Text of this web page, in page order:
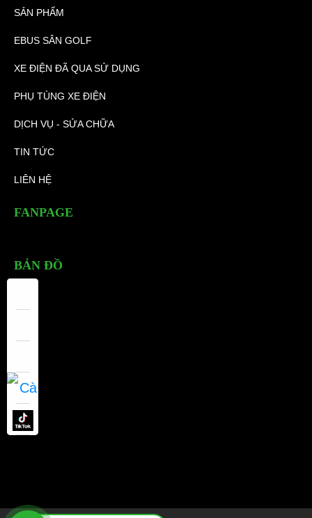
SẢN PHẨM
EBUS SÂN GOLF
XE ĐIỆN ĐÃ QUA SỬ DỤNG
PHỤ TÙNG XE ĐIỆN
DỊCH VỤ - SỬA CHỮA
TIN TỨC
LIÊN HỆ
FANPAGE
BẢN ĐỒ